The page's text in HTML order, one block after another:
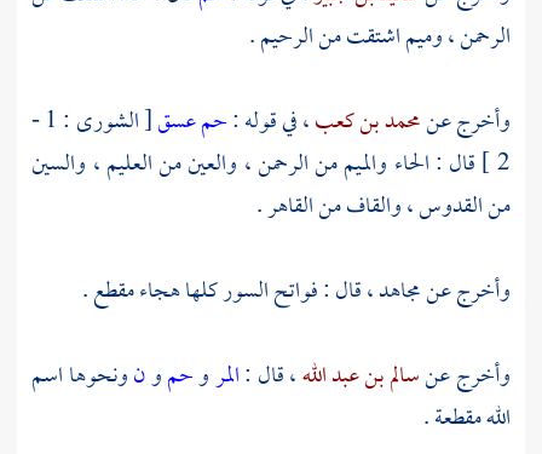
الرحمن ، وميم اشتقت من الرحيم .
وأخرج عنمحمد بن كعب، في قوله :حم عسق
[ الشورى : 1 -
2 ] قال : الحاء والميم من الرحمن ، والعين من العليم ، والسين
من القدوس ، والقاف من القاهر .
وأخرج عنمجاهد، قال : فواتح السور كلها هجاء مقطع .
وأخرج عنسالم بن عبد الله، قال :المروحمونونحوها اسم
الله مقطعة .